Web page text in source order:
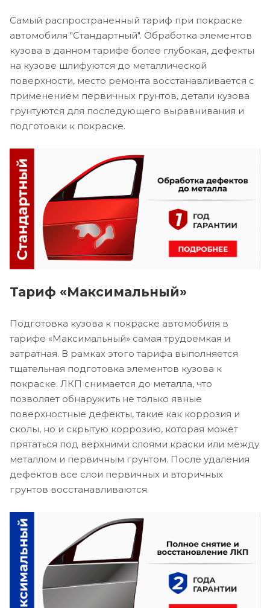
Самый распространенный тариф при покраске
автомобиля "Стандартный". Обработка элементов
кузова в данном тарифе более глубокая, дефекты
на кузове шлифуются до металлической
поверхности, место ремонта восстанавливается с
применением первичных грунтов, детали кузова
грунтуются для последующего выравнивания и
подготовки к покраске.
Тариф «Максимальный»
Подготовка кузова к покраске автомобиля в
тарифе «Максимальный» самая трудоемкая и
затратная. В рамках этого тарифа выполняется
тщательная подготовка элементов кузова к
покраске. ЛКП снимается до металла, что
позволяет обнаружить не только явные
поверхностные дефекты, такие как коррозия и
сколы, но и скрытую коррозию, которая может
прятаться под верхними слоями краски или между
металлом и первичным грунтом. После удаления
дефектов все слои первичных и вторичных
грунтов восстанавливаются.